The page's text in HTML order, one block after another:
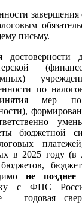
завершения
письму.
достоверности
по
мер по
бюджетной
в 2025 году (в
бюджетов,
не
с ФНС
– годовая